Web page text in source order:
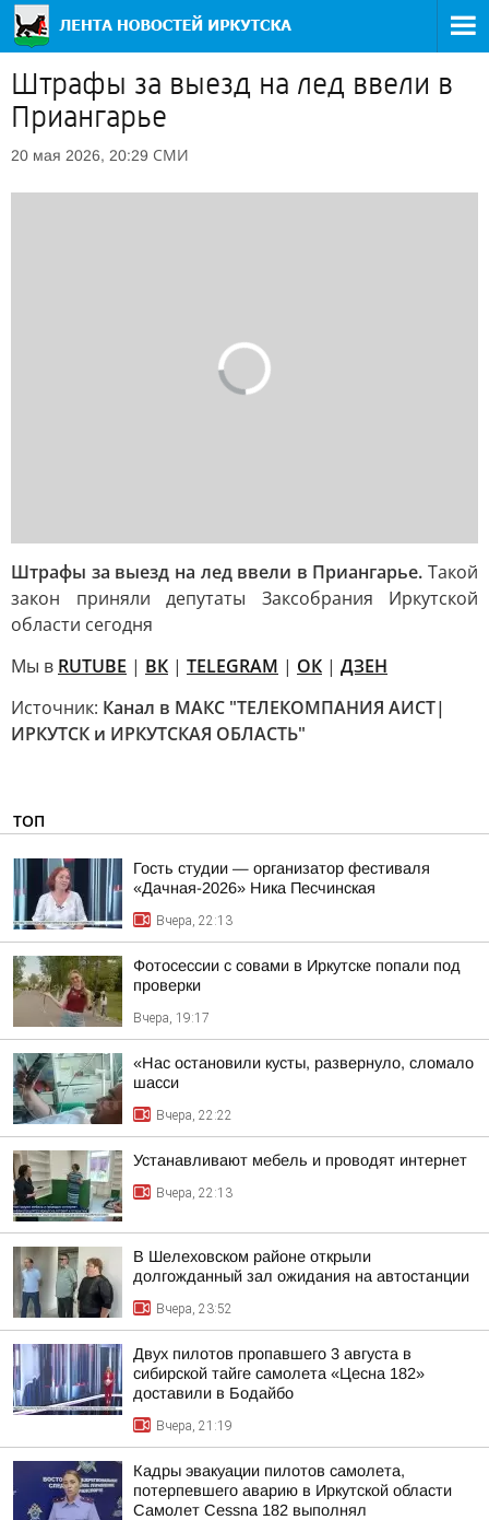
Штрафы за выезд на лед ввели в
Приангарье
20 мая 2026, 20:29 СМИ
Штрафы за выезд на лед ввели в Приангарье. Такой
закон приняли депутаты Заксобрания Иркутской
области сегодня
Мы в RUTUBE | ВК | TELEGRAM | ОК | ДЗЕН
Источник: Канал в МАКС "ТЕЛЕКОМПАНИЯ АИСТ|
ИРКУТСК и ИРКУТСКАЯ ОБЛАСТЬ"
ТОП
Гость студии — организатор фестиваля
«Дачная-2026» Ника Песчинская
Вчера, 22:13
Фотосессии с совами в Иркутске попали под
проверки
Вчера, 19:17
«Нас остановили кусты, развернуло, сломало
шасси
Вчера, 22:22
Устанавливают мебель и проводят интернет
Вчера, 22:13
В Шелеховском районе открыли
долгожданный зал ожидания на автостанции
Вчера, 23:52
Двух пилотов пропавшего 3 августа в
сибирской тайге самолета «Цесна 182»
доставили в Бодайбо
Вчера, 21:19
Кадры эвакуации пилотов самолета,
потерпевшего аварию в Иркутской области
Самолет Cessna 182 выполнял